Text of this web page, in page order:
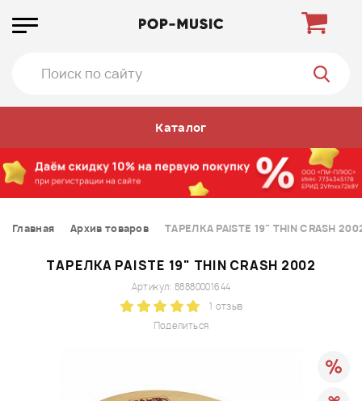
Каталог
Главная Архив товаров ТАРЕЛКА PAISTE 19" THIN CRASH
ТАРЕЛКА PAISTE 19" THIN CRASH 2002
Поделиться
Артикул: 88880001644
1 отзыв